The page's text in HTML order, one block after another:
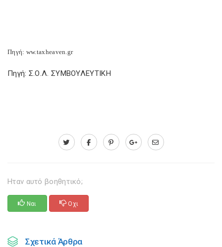
Πηγή: ww.taxheaven.gr
Πηγή: Σ.Ο.Λ. ΣΥΜΒΟΥΛΕΥΤΙΚΗ
Ηταν αυτό βοηθητικό;
Ναι Οχι
Σχετικά Άρθρα